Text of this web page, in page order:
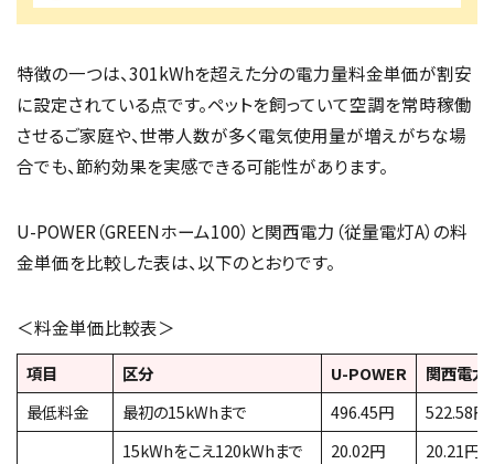
特徴の一つは、301kWhを超えた分の電力量料金単価が割安
に設定されている点です。ペットを飼っていて空調を常時稼働
させるご家庭や、世帯人数が多く電気使用量が増えがちな場
合でも、節約効果を実感できる可能性があります。
U-POWER（GREENホーム100）と関西電力（従量電灯A）の料
金単価を比較した表は、以下のとおりです。
＜料金単価比較表＞
項目 区分 U-POWER
関西電力
最低料金
最初の15kWhまで 496.45円 522.58円
15kWhをこえ120kWhまで 20.02円
20.21円